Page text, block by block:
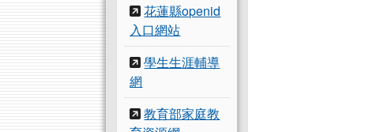
花蓮縣openid
入口網站
學生生涯輔導
網
教育部家庭教